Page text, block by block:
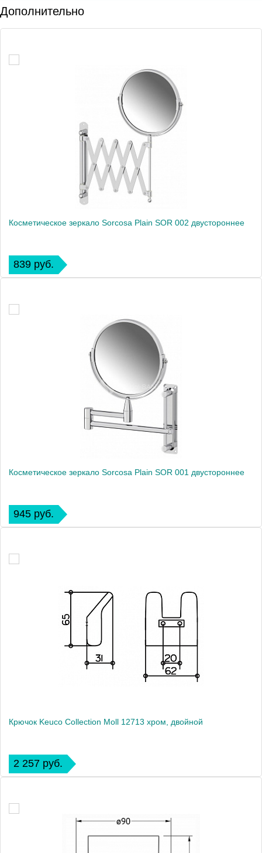
Дополнительно
Косметическое зеркало Sorcosa Plain SOR 002 двустороннее
839 руб.
Косметическое зеркало Sorcosa Plain SOR 001 двустороннее
945 руб.
Крючок Keuco Collection Moll 12713 хром, двойной
2 257 руб.